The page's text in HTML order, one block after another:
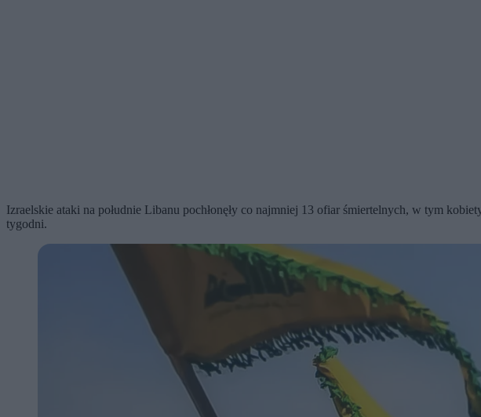
Izraelskie ataki na południe Libanu pochłonęły co najmniej 13 ofiar śmiertelnych, w tym
tygodni.